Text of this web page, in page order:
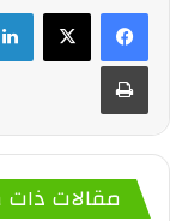
مقالات